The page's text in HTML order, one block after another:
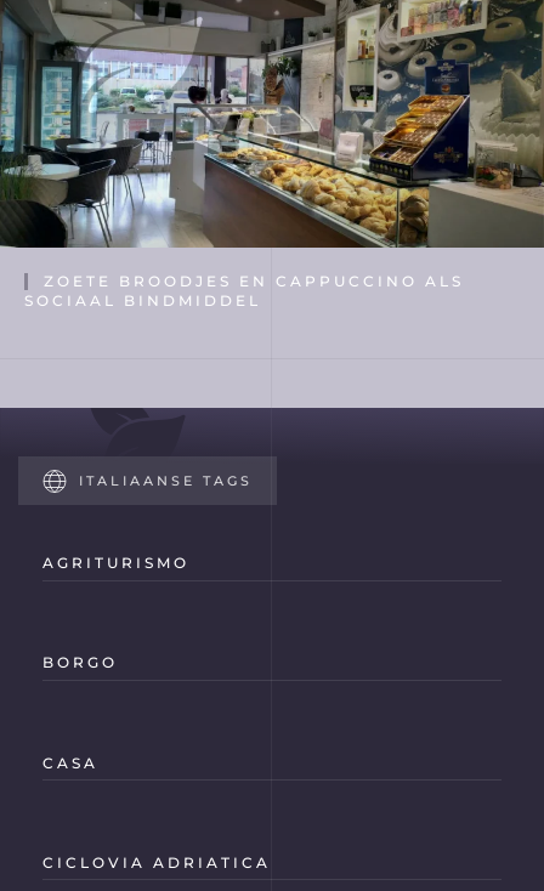
ZOETE BROODJES EN CAPPUCCINO ALS
SOCIAAL BINDMIDDEL
ITALIAANSE TAGS
AGRITURISMO
BORGO
CASA
CICLOVIA ADRIATICA